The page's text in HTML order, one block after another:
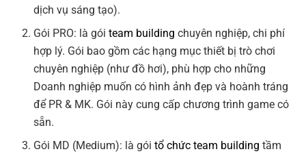
dịch vụ sáng tạo).
Gói PRO: là góiteam building chuyên nghiệp, chi phí
hợp lý. Gói bao gồm các hạng mục thiết bị trò chơi
chuyên nghiệp (như đồ hơi), phù hợp cho những
Doanh nghiệp muốn có hình ảnh đẹp và hoành tráng
để PR & MK. Gói này cung cấp chương trình game có
sẵn.
Gói MD (Medium): là góitổ chức team building tầm